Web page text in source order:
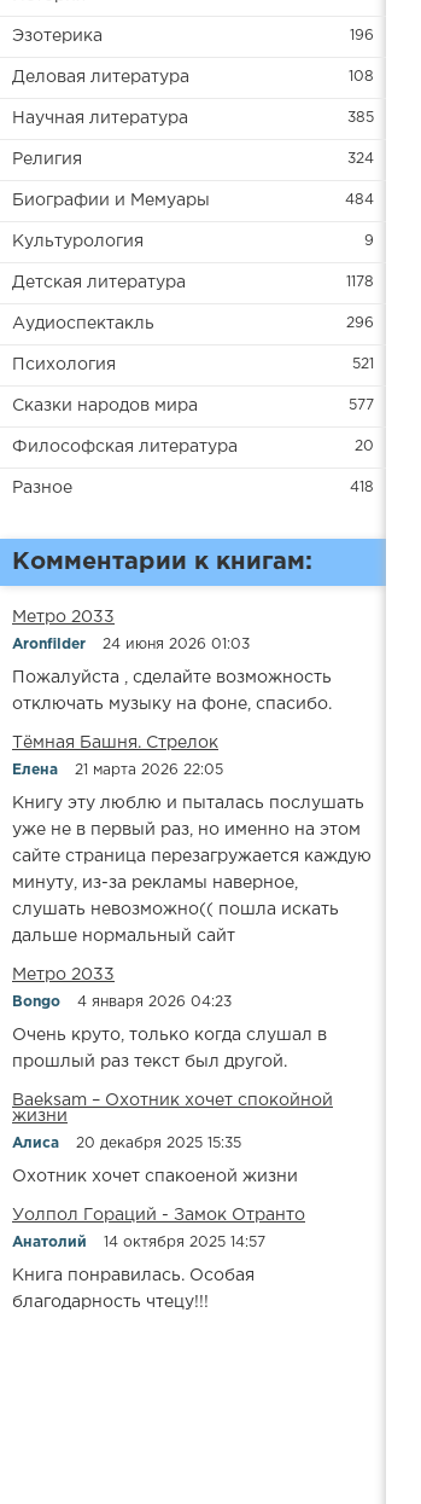
Эзотерика 196
Деловая литература 108
Научная литература 385
Религия 324
Биографии и Мемуары 484
Культурология 9
Детская литература 1178
Аудиоспектакль 296
Психология 521
Сказки народов мира 577
Философская литература 20
Разное 418
Комментарии к книгам:
Метро 2033
Aronfilder 24 июня 2026 01:03
Пожалуйста , сделайте возможность
отключать музыку на фоне, спасибо.
​​Тёмная Башня. Стрелок
Елена 21 марта 2026 22:05
Книгу эту люблю и пыталась послушать
уже не в первый раз, но именно на этом
сайте страница перезагружается каждую
минуту, из-за рекламы наверное,
слушать невозможно(( пошла искать
дальше нормальный сайт
Метро 2033
Bongo 4 января 2026 04:23
Очень круто, только когда слушал в
прошлый раз текст был другой.
Baeksam – Охотник хочет спокойной
жизни
Алиса 20 декабря 2025 15:35
Охотник хочет спакоеной жизни
Уолпол Гораций - Замок Отранто
Анатолий 14 октября 2025 14:57
Книга понравилась. Особая
благодарность чтецу!!!